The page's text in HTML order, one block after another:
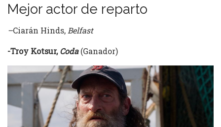
Mejor actor de reparto
–Ciarán Hinds, Belfast
-Troy Kotsur,Coda(Ganador)